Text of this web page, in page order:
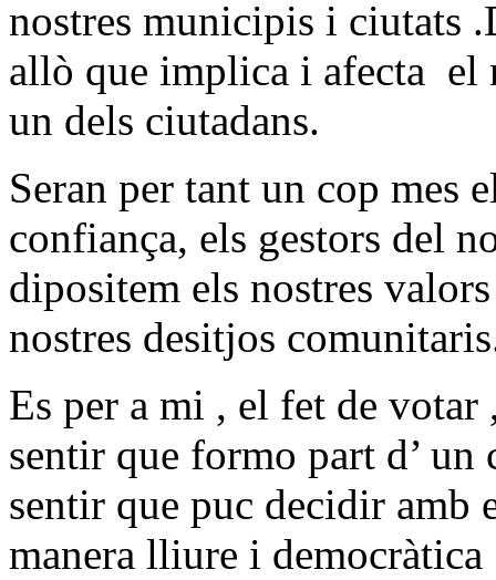
nostres municipis i ciutats
allò que implica i afecta el
un dels ciutadans.
Seran per tant un cop mes
confiança, els gestors del
dipositem els nostres
nostres desitjos
Es per a mi , el fet de votar
sentir que formo part d’
sentir que puc decidir amb
manera lliure i democràtica